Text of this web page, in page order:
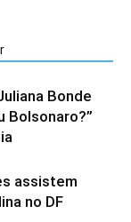
Bonde
Bolsonaro?”
assistem
no DF